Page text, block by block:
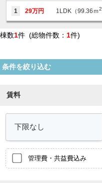
1 29万円 1LDK（99.36ｍ2
棟数1件 (総物件数： 1件)
条件を絞り込む
賃料
管理費・共益費込み